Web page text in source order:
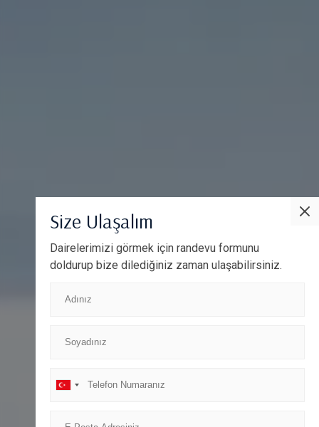
Size Ulaşalım
Dairelerimizi görmek için randevu formunu
doldurup bize dilediğiniz zaman ulaşabilirsiniz.